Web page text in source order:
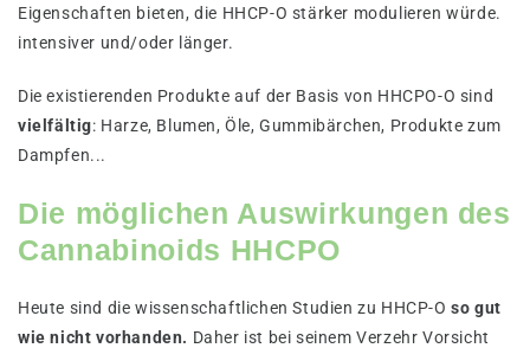
Eigenschaften bieten, die HHCP-O stärker modulieren würde.
intensiver und/oder länger.
Die existierenden Produkte auf der Basis von HHCPO-O sind
vielfältig: Harze, Blumen, Öle, Gummibärchen, Produkte zum
Dampfen...
Die möglichen Auswirkungen des
Cannabinoids HHCPO
Heute sind die wissenschaftlichen Studien zu HHCP-Oso gut
wie nicht vorhanden. Daher ist bei seinem Verzehr Vorsicht